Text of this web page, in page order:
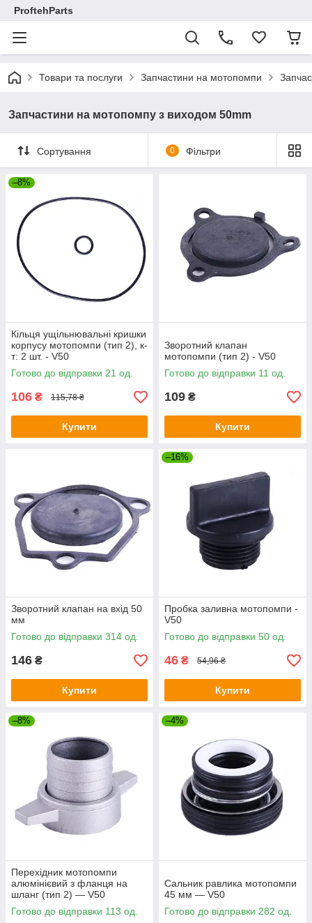
ProftehParts
Товари та послуги Запчастини на мотопомпи
Запчастини на мотопомпу з виходом 50mm
Сортування 0 Фільтри
–8%
Кільця ущільнювальні кришки
корпусу мотопомпи (тип 2), к-
т: 2 шт. - V50
Готово до відправки 21 од.
106 ₴ 115,78 ₴
Купити
Зворотний клапан
мотопомпи (тип 2) - V50
Готово до відправки 11 од.
109 ₴
Купити
Зворотний клапан на вхід 50
мм
Готово до відправки 314 од.
146 ₴
Купити
–16%
Пробка заливна мотопомпи -
V50
Готово до відправки 50 од.
46 ₴ 54,96 ₴
Купити
–8%
Перехідник мотопомпи
алюмінієвий з фланця на
шланг (тип 2) — V50
Готово до відправки 113 од.
–4%
Сальник равлика мотопомпи
45 мм — V50
Готово до відправки 282 од.